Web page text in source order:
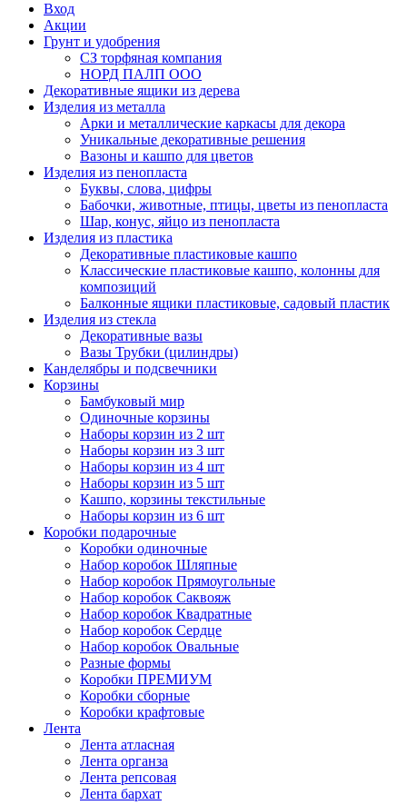
Вход
Акции
Грунт и удобрения
СЗ торфяная компания
НОРД ПАЛП ООО
Декоративные ящики из дерева
Изделия из металла
Арки и металлические каркасы для декора
Уникальные декоративные решения
Вазоны и кашпо для цветов
Изделия из пенопласта
Буквы, слова, цифры
Бабочки, животные, птицы, цветы из пенопласта
Шар, конус, яйцо из пенопласта
Изделия из пластика
Декоративные пластиковые кашпо
Классические пластиковые кашпо, колонны для
композиций
Балконные ящики пластиковые, садовый пластик
Изделия из стекла
Декоративные вазы
Вазы Трубки (цилиндры)
Канделябры и подсвечники
Корзины
Бамбуковый мир
Одиночные корзины
Наборы корзин из 2 шт
Наборы корзин из 3 шт
Наборы корзин из 4 шт
Наборы корзин из 5 шт
Кашпо, корзины текстильные
Наборы корзин из 6 шт
Коробки подарочные
Коробки одиночные
Набор коробок Шляпные
Набор коробок Прямоугольные
Набор коробок Саквояж
Набор коробок Квадратные
Набор коробок Сердце
Набор коробок Овальные
Разные формы
Коробки ПРЕМИУМ
Коробки сборные
Коробки крафтовые
Лента
Лента атласная
Лента органза
Лента репсовая
Лента бархат